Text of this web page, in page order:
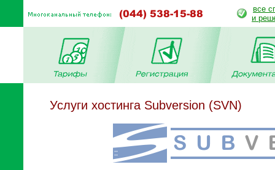
все
и
Услуги хостинга Subversion (SVN)